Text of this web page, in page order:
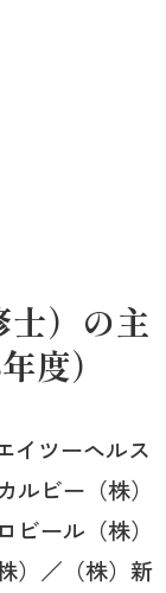
）の主
度）
イツーヘルス
ビー（株）
ール（株）
）／（株）新